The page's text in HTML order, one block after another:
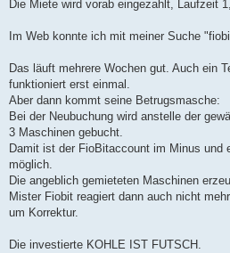
Die Miete wird vorab eingezahlt, Laufzeit
Im Web konnte ich mit meiner Suche
Das läuft mehrere Wochen gut. Auch ein
funktioniert erst einmal.
Aber dann kommt seine Betrugsmasche:
Bei der Neubuchung wird anstelle der
3 Maschinen gebucht.
Damit ist der FioBitaccount im Minus und
möglich.
Die angeblich gemieteten Maschinen
Mister Fiobit reagiert dann auch nicht
um Korrektur.
Die investierte KOHLE IST FUTSCH.